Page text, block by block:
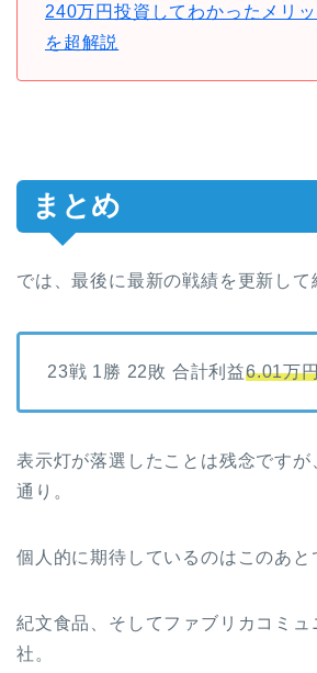
240万円投資してわかったメリ
を超解説
まとめ
では、最後に最新の戦績を更新して
23戦 1勝 22敗 合計利益6.01万
表示灯が落選したことは残念ですが
通り。
個人的に期待しているのはこのあと
紀文食品、そしてファブリカコミュ
社。